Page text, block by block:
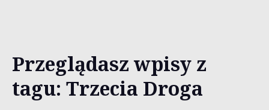
Przeglądasz wpisy z
tagu: Trzecia Droga